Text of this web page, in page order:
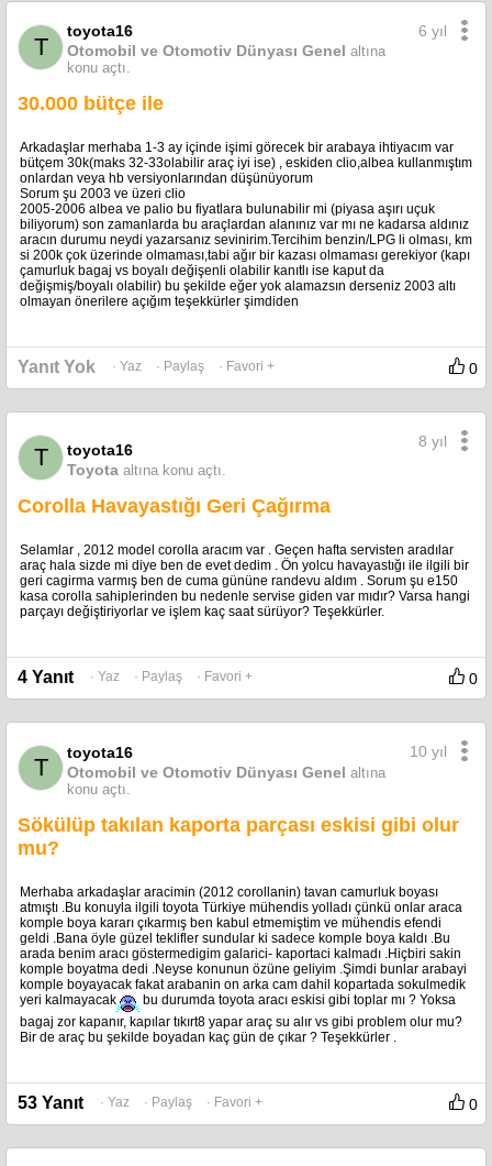
T
toyota16
Otomobil ve Otomotiv Dünyası Genel altına
konu açtı.
6 yıl
30.000 bütçe ile
Arkadaşlar merhaba 1-3 ay içinde işimi görecek bir arabaya ihtiyacım var
bütçem 30k(maks 32-33olabilir araç iyi ise) , eskiden clio,albea kullanmıştım
onlardan veya hb versiyonlarından düşünüyorum
Sorum şu 2003 ve üzeri clio
2005-2006 albea ve palio bu fiyatlara bulunabilir mi (piyasa aşırı uçuk
biliyorum) son zamanlarda bu araçlardan alanınız var mı ne kadarsa aldınız
aracın durumu neydi yazarsanız sevinirim.Tercihim benzin/LPG li olması, km
si 200k çok üzerinde olmaması,tabi ağır bir kazası olmaması gerekiyor (kapı
çamurluk bagaj vs boyalı değişenli olabilir kanıtlı ise kaput da
değişmiş/boyalı olabilir) bu şekilde eğer yok alamazsın derseniz 2003 altı
olmayan önerilere açığım teşekkürler şimdiden
Yanıt Yok · Yaz · Paylaş · Favori + 0
T
toyota16
Toyota altına konu açtı.
8 yıl
Corolla Havayastığı Geri Çağırma
Selamlar , 2012 model corolla aracım var . Geçen hafta servisten aradılar
araç hala sizde mi diye ben de evet dedim . Ön yolcu havayastığı ile ilgili bir
geri cagirma varmış ben de cuma gününe randevu aldım . Sorum şu e150
kasa corolla sahiplerinden bu nedenle servise giden var mıdır? Varsa hangi
parçayı değiştiriyorlar ve işlem kaç saat sürüyor? Teşekkürler.
4 Yanıt · Yaz · Paylaş · Favori + 0
T
toyota16
Otomobil ve Otomotiv Dünyası Genel altına
konu açtı.
10 yıl
Sökülüp takılan kaporta parçası eskisi gibi olur
mu?
Merhaba arkadaşlar aracimin (2012 corollanin) tavan camurluk boyası
atmıştı .Bu konuyla ilgili toyota Türkiye mühendis yolladı çünkü onlar araca
komple boya kararı çıkarmış ben kabul etmemiştim ve mühendis efendi
geldi .Bana öyle güzel teklifler sundular ki sadece komple boya kaldı .Bu
arada benim aracı göstermedigim galarici- kaportaci kalmadı .Hiçbiri sakin
komple boyatma dedi .Neyse konunun özüne geliyim .Şimdi bunlar arabayi
komple boyayacak fakat arabanin on arka cam dahil kopartada sokulmedik
yeri kalmayacak
bu durumda toyota aracı eskisi gibi toplar mı ? Yoksa
bagaj zor kapanır, kapılar tıkırt8 yapar araç su alır vs gibi problem olur mu?
Bir de araç bu şekilde boyadan kaç gün de çıkar ? Teşekkürler .
53 Yanıt · Yaz · Paylaş · Favori + 0